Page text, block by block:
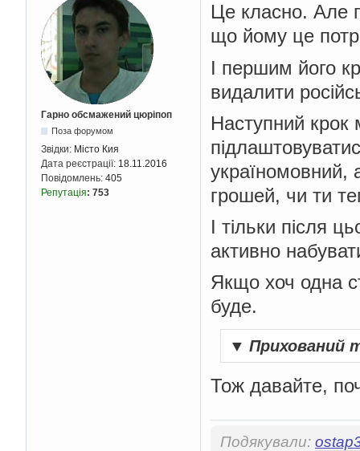
Гарно обсмажений цюріпоп
Поза форумом
Звідки: Місто Кия
Дата реєстрації: 18.11.2016
Повідомлень: 405
Репутація: 753
Це класно. Але
що йому це
І першим його
видалити
Наступний крок
україномовний,
грошей, чи ти
І тільки після
активно
Якщо хоч одна
буде.
▼ Прихований
Тож давайте,
Подякували: